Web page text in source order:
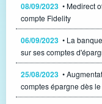
08/09/2023 • Medirect
compte Fidelity
06/09/2023 • La
sur ses comptes
25/08/2023 •
comptes épargne dès